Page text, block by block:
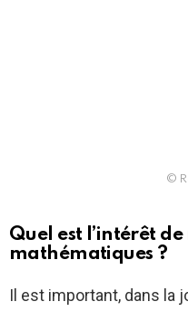
©
Quel est l’intérêt
mathématiques ?
Il est important, dans la